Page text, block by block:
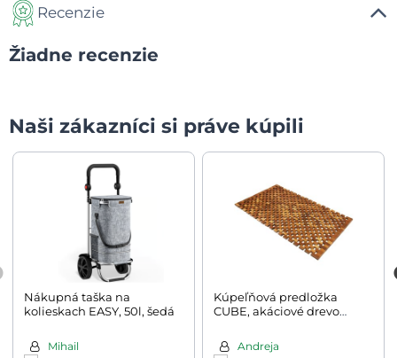
Recenzie
Žiadne recenzie
Naši zákazníci si práve kúpili
Nákupná taška na
kolieskach EASY, 50l, šedá
Mihail
Kúpeľňová predložka
CUBE, akáciové drevo
Andreja